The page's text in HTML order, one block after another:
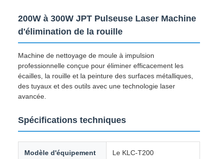
200W à 300W JPT Pulseuse Laser Machine
d'élimination de la rouille
Machine de nettoyage de moule à impulsion
professionnelle conçue pour éliminer efficacement les
écailles, la rouille et la peinture des surfaces métalliques,
des tuyaux et des outils avec une technologie laser
avancée.
Spécifications techniques
Modèle d'équipement Le KLC-T200